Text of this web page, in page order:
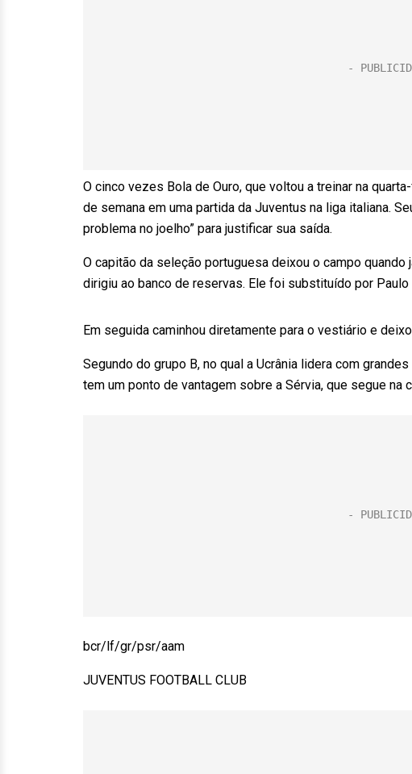
O cinco vezes Bola de Ouro, que voltou a treinar na
de semana em uma partida da Juventus na liga italiana.
problema no joelho” para justificar sua saída.
O capitão da seleção portuguesa deixou o campo
dirigiu ao banco de reservas. Ele foi substituído por
Em seguida caminhou diretamente para o vestiário e
Segundo do grupo B, no qual a Ucrânia lidera com
tem um ponto de vantagem sobre a Sérvia, que segue na
bcr/lf/gr/psr/aam
JUVENTUS FOOTBALL CLUB